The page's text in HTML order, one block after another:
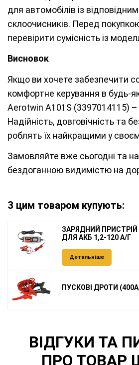
для автомобілів із
склоочисників. Перед
перевірити сумісність із
Висновок
Якщо ви хочете забезпечити
комфортне керування в будь-
Aerotwin A101S (3397014115) –
Надійність, довговічність та
роблять їх найкращими у
Замовляйте вже сьогодні та
бездоганною видимістю на
З цим товаром купують:
ЗАРЯДНИЙ ПРИСТРІЙ
ДЛЯ АКБ 1,2-120 А/Г
Детальніше
ПУСКОВІ ДРОТИ
ВІДГУКИ ТА
ПРО ТОВАР